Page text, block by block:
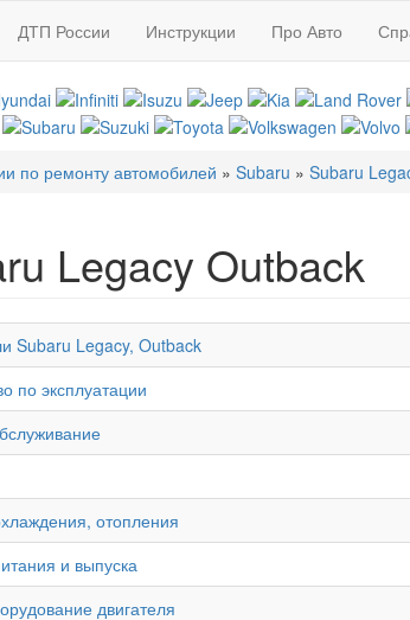
ДТП России Инструкции Про Авто
по ремонту автомобилей » Subaru » Subaru
Legacy Outback
Subaru Legacy, Outback
по эксплуатации
отопления
и выпуска
двигателя